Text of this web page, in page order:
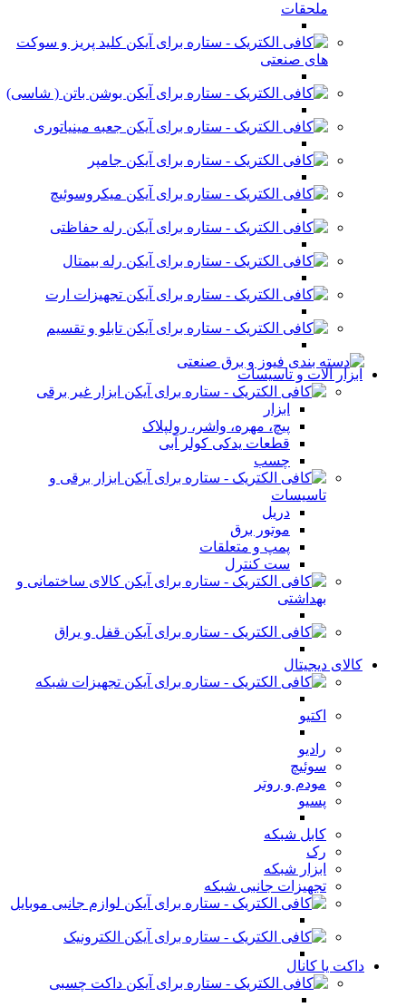
ملحقات
کلید پریز و سوکت
های صنعتی
بوشن باتن ( شاسی)
جعبه مینیاتوری
جامپر
میکروسوئیچ
رله حفاظتی
رله بیمتال
تجهیزات ارت
تابلو و تقسیم
ابزار آلات و تاسیسات
ابزار غیر برقی
ابزار
پیچ، مهره، واشر، رولپلاک
قطعات یدکی کولر آبی
چسب
ابزار برقی و
تاسیسات
دریل
موتور برق
پمپ و متعلقات
ست کنترل
کالای ساختمانی و
بهداشتی
قفل و یراق
کالای دیجیتال
تجهیزات شبکه
اکتیو
رادیو
سوئیچ
مودم و روتر
پسیو
کابل شبکه
رک
ابزار شبکه
تجهیزات جانبی شبکه
لوازم جانبی موبایل
الکترونیک
داکت یا کانال
داکت چسبی